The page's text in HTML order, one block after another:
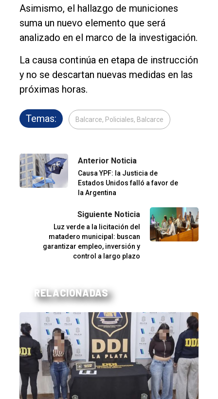
Asimismo, el hallazgo de municiones
suma un nuevo elemento que será
analizado en el marco de la investigación.
La causa continúa en etapa de instrucción
y no se descartan nuevas medidas en las
próximas horas.
Temas: Balcarce, Policiales, Balcarce
Anterior Noticia
Causa YPF: la Justicia de
Estados Unidos falló a favor de
la Argentina
Siguiente Noticia
Luz verde a la licitación del
matadero municipal: buscan
garantizar empleo, inversión y
control a largo plazo
RELACIONADAS